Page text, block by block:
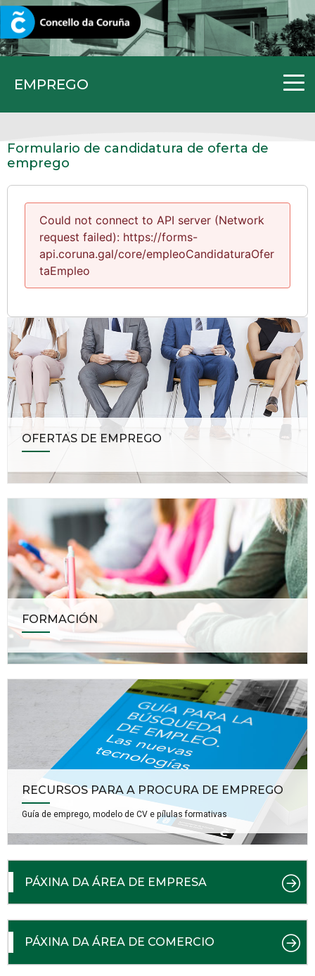
EMPREGO
CORUNA.GAL
Formulario de candidatura de oferta de
emprego
Could not connect to API server (Network
request failed): https://forms-
api.coruna.gal/core/empleoCandidaturaOfer
taEmpleo
OFERTAS DE EMPREGO
FORMACIÓN
RECURSOS PARA A PROCURA DE EMPREGO
Guía de emprego, modelo de CV e pílulas formativas
PÁXINA DA ÁREA DE EMPRESA
PÁXINA DA ÁREA DE COMERCIO